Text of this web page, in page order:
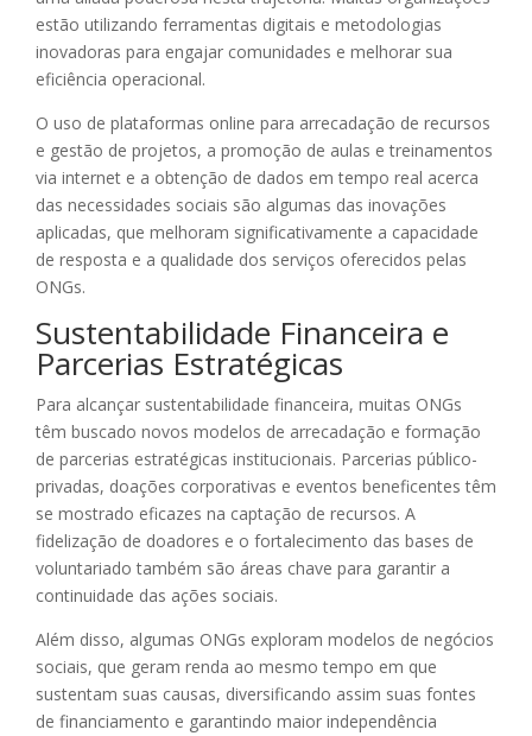
estão utilizando ferramentas digitais e metodologias
inovadoras para engajar comunidades e melhorar sua
eficiência operacional.
O uso de plataformas online para arrecadação de recursos
e gestão de projetos, a promoção de aulas e treinamentos
via internet e a obtenção de dados em tempo real acerca
das necessidades sociais são algumas das inovações
aplicadas, que melhoram significativamente a capacidade
de resposta e a qualidade dos serviços oferecidos pelas
ONGs.
Sustentabilidade Financeira e
Parcerias Estratégicas
Para alcançar sustentabilidade financeira, muitas ONGs
têm buscado novos modelos de arrecadação e formação
de parcerias estratégicas institucionais. Parcerias público-
privadas, doações corporativas e eventos beneficentes têm
se mostrado eficazes na captação de recursos. A
fidelização de doadores e o fortalecimento das bases de
voluntariado também são áreas chave para garantir a
continuidade das ações sociais.
Além disso, algumas ONGs exploram modelos de negócios
sociais, que geram renda ao mesmo tempo em que
sustentam suas causas, diversificando assim suas fontes
de financiamento e garantindo maior independência